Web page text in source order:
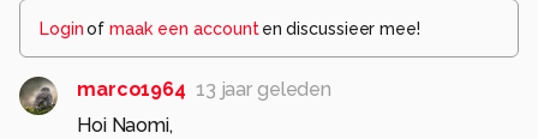
Loginof maak een account en discussieer mee!
marco1964 13 jaar geleden
Hoi Naomi,